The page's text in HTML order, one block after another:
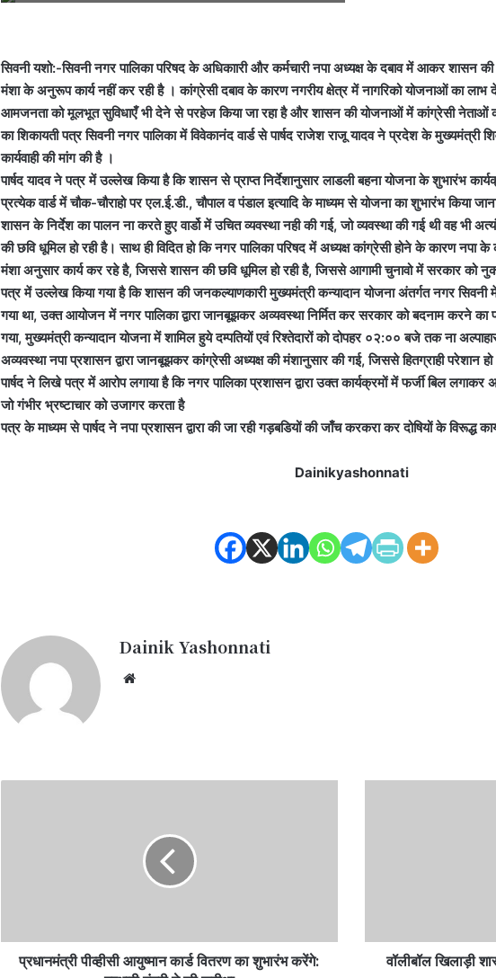
सिवनी यशो:-सिवनी नगर पालिका परिषद के अधिकाारी और कर्मचारी नपा अध्यक्ष के दबाव में आकर शासन
मंशा के अनुरूप कार्य नहीं कर रही है । कांग्रेसी दबाव के कारण नगरीय क्षेत्र में नागरिको योजनाओं का लाभ
आमजनता को मूलभूत सुविधाएँ भी देने से परहेज किया जा रहा है और शासन की योजनाओं में कांग्रेसी नेताओं
का शिकायती पत्र सिवनी नगर पालिका में विवेकानंद वार्ड से पार्षद राजेश राजू यादव ने प्रदेश के मुख्यमंत्री
कार्यवाही की मांग की है ।
पार्षद यादव ने पत्र में उल्लेख किया है कि शासन से प्राप्त निर्देशानुसार लाडली बहना योजना के शुभारंभ
प्रत्येक वार्ड में चौक-चौराहो पर एल.ई.डी., चौपाल व पंडाल इत्यादि के माध्यम से योजना का शुभारंभ किया
शासन के निर्देश का पालन ना करते हुए वार्डो में उचित व्यवस्था नही की गई, जो व्यवस्था की गई थी वह भी
की छवि धूमिल हो रही है। साथ ही विदित हो कि नगर पालिका परिषद में अध्यक्ष कांग्रेसी होने के कारण नपा के
मंशा अनुसार कार्य कर रहे है, जिससे शासन की छवि धूमिल हो रही है, जिससे आगामी चुनावो में सरकार को
पत्र में उल्लेख किया गया है कि शासन की जनकल्याणकारी मुख्यमंत्री कन्यादान योजना अंतर्गत नगर
गया था, उक्त आयोजन में नगर पालिका द्वारा जानबूझकर अव्यवस्था निर्मित कर सरकार को बदनाम करने का
गया, मुख्यमंत्री कन्यादान योजना में शामिल हुये दम्पतियों एवं रिश्तेदारों को दोपहर ०२:०० बजे तक ना
अव्यवस्था नपा प्रशासन द्वारा जानबूझकर कांग्रेसी अध्यक्ष की मंशानुसार की गई, जिससे हितग्राही परेशान
पार्षद ने लिखे पत्र में आरोप लगाया है कि नगर पालिका प्रशासन द्वारा उक्त कार्यक्रमों में फर्जी बिल लगाकर
जो गंभीर भ्रष्टाचार को उजागर करता है
पत्र के माध्यम से पार्षद ने नपा प्रशासन द्वारा की जा रही गड़बडियों की जाँच करकरा कर दोषियों के विरूद्ध
Dainikyashonnati
Dainik Yashonnati
प्रभारी
मंत्रीप्रधानमंत्री पीव्हीसी आयुष्मान कार्ड वितरण का शुभारंभ करेंगे:
में
वॉलीबॉल खिलाड़ी